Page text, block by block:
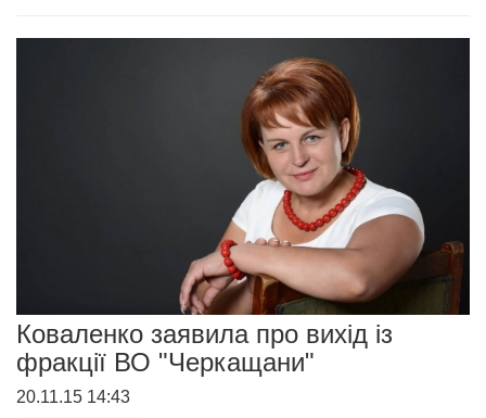
Коваленко заявила про вихід із
фракції ВО "Черкащани"
20.11.15 14:43